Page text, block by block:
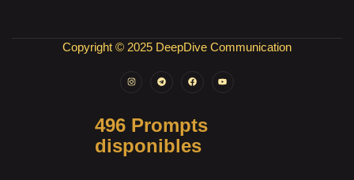
Copyright © 2025 DeepDive Communication
496 Prompts
disponibles